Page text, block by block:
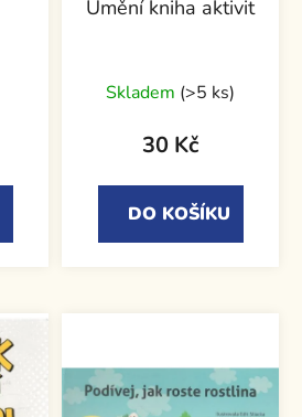
Umění kniha aktivit
Skladem (>5 ks)
30 Kč
DO KOŠÍKU